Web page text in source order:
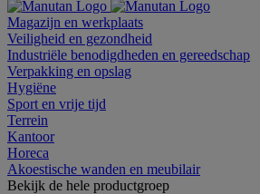
Magazijn en werkplaats
Veiligheid en gezondheid
Industriële benodigdheden en gereedschap
Verpakking en opslag
Hygiëne
Sport en vrije tijd
Terrein
Kantoor
Horeca
Akoestische wanden en meubilair
Bekijk de hele productgroep